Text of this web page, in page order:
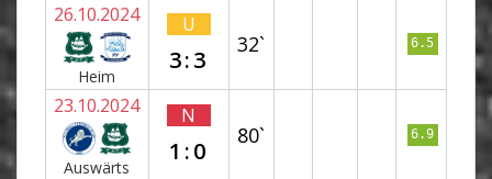
26.10.2024
Heim
U
3:3
32` 6.5
23.10.2024
Auswärts
N
1:0
80` 6.9